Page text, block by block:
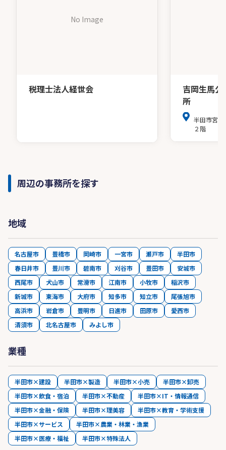
No Image
税理士法人経世会
吉岡生馬
所
半田市宮路
２階
周辺の事務所を探す
地域
名古屋市 豊橋市 岡崎市 一宮市 瀬戸市
半田市
春日井市
豊川市 碧南市 刈谷市 豊田市
安城市
西尾市
犬山市 常滑市 江南市 小牧市
稲沢市
新城市
東海市 大府市 知多市 知立市
尾張旭市
高浜市
岩倉市 豊明市 日進市 田原市
愛西市
清須市
北名古屋市 みよし市
業種
半田市×建設 半田市×製造 半田市×小売
半田市×卸売
半田市×飲食・宿泊
半田市×不動産
半田市×IT・情報通信
半田市×金融・保険
半田市×理美容
半田市×教育・学術支援
半田市×サービス
半田市×農業・林業・漁業
半田市×医療・福祉
半田市×特殊法人